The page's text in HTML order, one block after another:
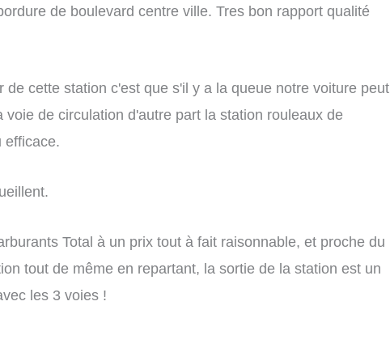
de boulevard centre ville. Tres bon rapport qualité
de cette station c'est que s'il y a la queue notre voiture peut
voie de circulation d'autre part la station rouleaux de
efficace.
Total à un prix tout à fait raisonnable, et proche du
tout de même en repartant, la sortie de la station est un
les 3 voies !